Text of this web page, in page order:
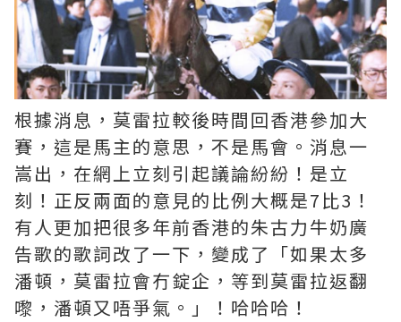
根據消息，莫雷拉較後時間回香港參加大
賽，這是馬主的意思，不是馬會。消息一
嵩出，在網上立刻引起議論紛紛！是立
刻！正反兩面的意見的比例大概是7比3！
有人更加把很多年前香港的朱古力牛奶廣
告歌的歌詞改了一下，變成了「如果太多
潘頓，莫雷拉會冇錠企，等到莫雷拉返翻
嚟，潘頓又唔爭氣。」！哈哈哈！